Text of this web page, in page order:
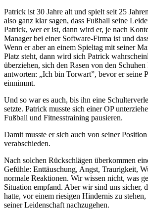
Patrick ist 30 Jahre alt und spielt seit 25
also ganz klar sagen, dass Fußball seine
Patrick, wer er ist, dann wird er, je nach
Manager bei einer Software-Firma ist und
Wenn er aber an einem Spieltag mit seiner
Platz steht, dann wird sich Patrick
überziehen, sich den Rasen von den
antworten: „Ich bin Torwart”, bevor er seine
einnimmt.
Und so war es auch, bis ihn eine
setzte. Patrick musste sich einer OP
Fußball und Fitnesstraining pausieren.
Damit musste er sich auch von seiner
verabschieden.
Nach solchen Rückschlägen überkommen
Gefühle: Enttäuschung, Angst, Traurigkeit,
normale Reaktionen. Wir wissen nicht, was
Situation empfand. Aber wir sind uns sicher,
hatte, vor einem riesigen Hindernis zu
seiner Leidenschaft nachzugehen.